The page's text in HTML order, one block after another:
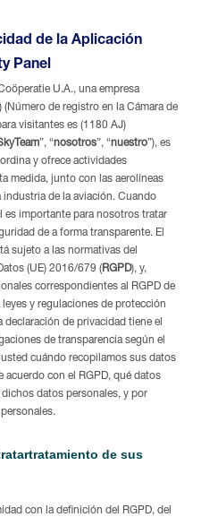
de la Aplicación
Panel
U.A., una empresa
de registro en la Cámara de
visitantes es (1180 AJ)
”, “nosotros”, “nuestro”), es
y ofrece actividades
medida, junto con las aerolíneas
industria de la aviación. Cuando
importante para nosotros tratar
de a forma transparente. El
sujeto a las normativas del
(UE) 2016/679 (RGPD), y,
correspondientes al RGPD de
y regulaciones de protección
de privacidad tiene el
de transparencia según el
cuándo recopilamos sus datos
acuerdo con el RGPD, qué datos
datos personales, y por
de sus
con la definición del RGPD, del